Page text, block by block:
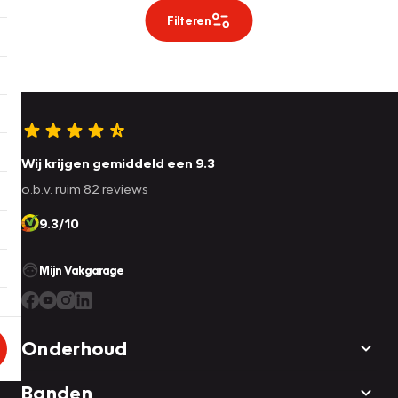
Filteren
Wij krijgen gemiddeld een 9.3
o.b.v. ruim 82 reviews
9.3/10
Mijn Vakgarage
Onderhoud
Banden